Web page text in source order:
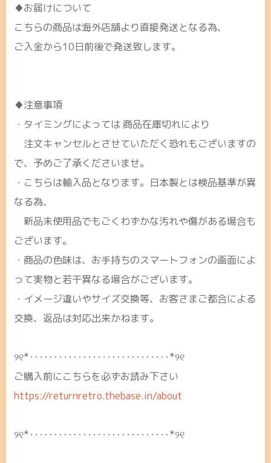
♦お届けについて
こちらの商品は海外店舗より直接発送となる為、
ご入金から10日前後で発送致します。
♦注意事項
・タイミングによっては 商品在庫切れにより
注文キャンセルとさせていただく恐れもございますの
で、予めご了承くださいませ。
・こちらは輸入品となります。日本製とは検品基準が異
なる為、
新品未使用品でもごくわずかな汚れや傷がある場合も
ございます。
・商品の色味は、お手持ちのスマートフォンの画面によ
って実物と若干異なる場合がございます。
・イメージ違いやサイズ交換等、お客さまご都合による
交換、返品は対応出来かねます。
୨୧*･････････････････････････････*୨୧
ご購入前にこちらを必ずお読み下さい
https://returnretro.thebase.in/about
୨୧*･････････････････････････････*୨୧